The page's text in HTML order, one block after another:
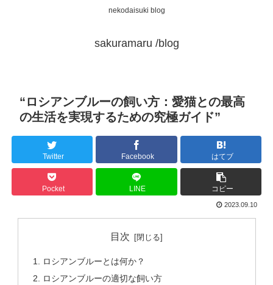
nekodaisuki blog
sakuramaru /blog
“ロシアンブルーの飼い方：愛猫との最高
の生活を実現するための究極ガイド”
Twitter Facebook はてブ
Pocket LINE コピー
2023.09.10
目次
ロシアンブルーとは何か？
ロシアンブルーの適切な飼い方